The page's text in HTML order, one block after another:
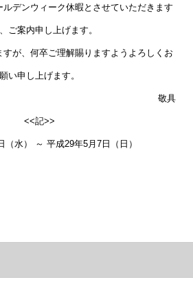
デンウィーク休暇とさせていただきます
ご案内申し上げます。
が、何卒ご理解賜りますようよろしくお
願い申し上げます。
敬具
<<記>>
（水） ～ 平成29年5月7日（日）